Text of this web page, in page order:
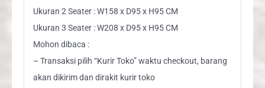
Ukuran 2 Seater : W158 x D95 x H95 CM
Ukuran 3 Seater : W208 x D95 x H95 CM
Mohon dibaca :
– Transaksi pilih “Kurir Toko” waktu checkout, barang
akan dikirim dan dirakit kurir toko